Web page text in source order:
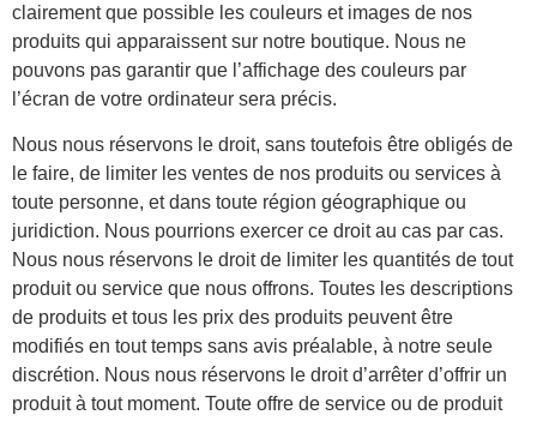
clairement que possible les couleurs et images de nos
produits qui apparaissent sur notre boutique. Nous ne
pouvons pas garantir que l’affichage des couleurs par
l’écran de votre ordinateur sera précis.
Nous nous réservons le droit, sans toutefois être obligés de
le faire, de limiter les ventes de nos produits ou services à
toute personne, et dans toute région géographique ou
juridiction. Nous pourrions exercer ce droit au cas par cas.
Nous nous réservons le droit de limiter les quantités de tout
produit ou service que nous offrons. Toutes les descriptions
de produits et tous les prix des produits peuvent être
modifiés en tout temps sans avis préalable, à notre seule
discrétion. Nous nous réservons le droit d’arrêter d’offrir un
produit à tout moment. Toute offre de service ou de produit